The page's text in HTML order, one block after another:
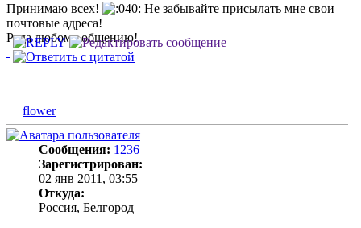
Принимаю всех!
Не забывайте присылать мне свои
почтовые адреса!
Рада любому общению!
flower
Сообщения: 1236
Зарегистрирован:
02 янв 2011, 03:55
Откуда:
Россия, Белгород